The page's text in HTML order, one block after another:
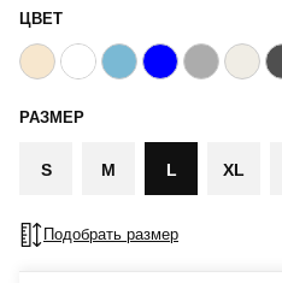
ЦВЕТ
РАЗМЕР
S M L XL
Подобрать размер